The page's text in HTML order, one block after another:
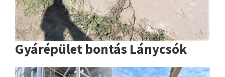
Gyárépület bontás Lánycsók